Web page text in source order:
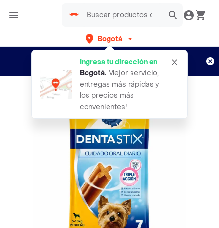
Bogotá
Ingresa tu dirección en
Bogotá. Mejor servicio,
entregas más rápidas y
los precios más
convenientes!
envíos gratis por semanas
Aplican TyC